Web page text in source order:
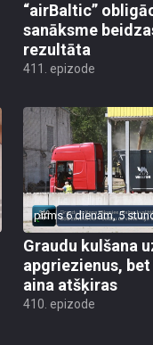
“airBaltic”
sanāksme
rezultāta
411. epizode
pirms 6 dienām, 5
Graudu kulšana
apgriezienus,
aina atšķiras
410. epizode